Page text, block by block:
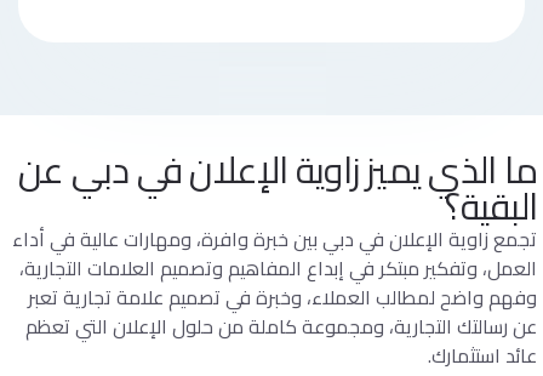
ما الذي يميز زاوية الإعلان في دبي عن
البقية؟
تجمع زاوية الإعلان في دبي بين خبرة وافرة، ومهارات عالية في أداء
العمل، وتفكير مبتكر في إبداع المفاهيم وتصميم العلامات التجارية،
وفهم واضح لمطالب العملاء، وخبرة في تصميم علامة تجارية تعبر
عن رسالتك التجارية، ومجموعة كاملة من حلول الإعلان التي تعظم
عائد استثمارك.